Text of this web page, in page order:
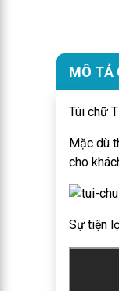
MÔ TẢ
Túi chữ
Mặc dù
cho
Sự tiện